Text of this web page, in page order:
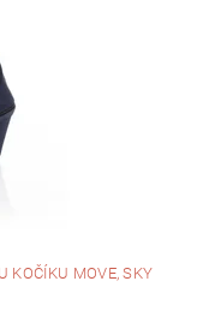
KOČÍKU MOVE, SKY